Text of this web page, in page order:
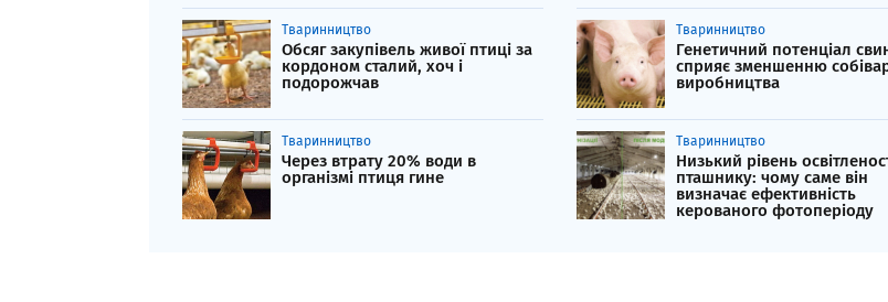
Тваринництво
Обсяг закупівель живої птиці за
кордоном сталий, хоч і
подорожчав
Тваринництво
Через втрату 20% води в
організмі птиця гине
Тваринництво
Генетичний потенціал
сприяє зменшенню
виробництва
Тваринництво
Низький рівень
пташнику: чому саме він
визначає ефективність
керованого фотоперіоду